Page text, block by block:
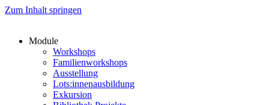
Zum Inhalt springen
Module
Workshops
Familienworkshops
Ausstellung
Lots:innenausbildung
Exkursion